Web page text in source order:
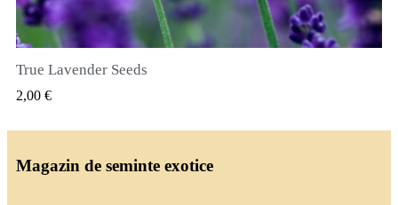
VIZUALIZARE RAPIDA
True Lavender Seeds
2,00 €
Magazin de seminte exotice